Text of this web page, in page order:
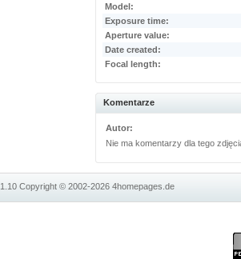
Model:
Exposure time:
Aperture value:
Date created:
Focal length:
Komentarze
Autor:
Nie ma komentarzy dla tego
1.10Copyright © 2002-20264homepages.de